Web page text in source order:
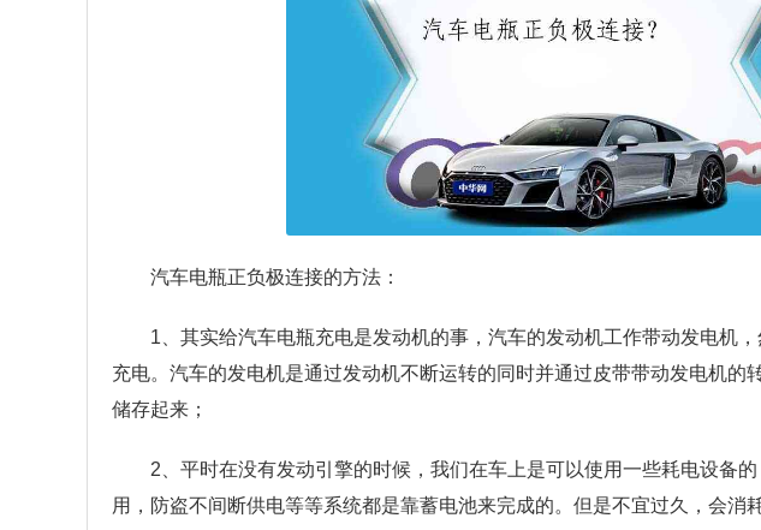
汽车电瓶正负极连接的方法：
1、其实给汽车电瓶充电是发动机的事，汽车的发动机工作带动发电机
充电。汽车的发电机是通过发动机不断运转的同时并通过皮带带动发电机的
储存起来；
2、平时在没有发动引擎的时候，我们在车上是可以使用一些耗电设备
用，防盗不间断供电等等系统都是靠蓄电池来完成的。但是不宜过久，会消